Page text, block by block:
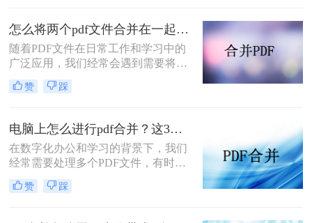
上怎么进行pdf合并呢？本文将介绍几
种常用的方法来实现PDF文件的合
并。
怎么将两个pdf文件合并在一起？这4种方法都特别简单！
随着PDF文件在日常工作和学习中的
广泛应用，我们经常会遇到需要将多
个PDF文件合并为一个文件的情况。
这样做不仅可以提高文件的整洁度，
pdf文件合并在一起呢？以下是几种常
用的合并PDF文件的方法。
赞 踩
电脑上怎么进行pdf合并？这3个方法很实用！
​在数字化办公和学习的背景下，我们
经常需要处理多个PDF文件，有时为
了便于分享或存档，会将它们合并成
一个文档。那么电脑上怎么进行pdf合
赞 踩